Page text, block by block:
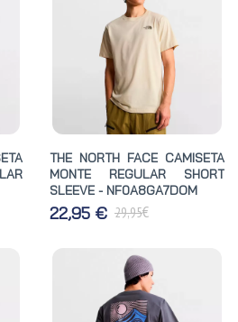
THE NORTH FACE CAMISETA
MONTE REGULAR SHORT
SLEEVE - NF0A8GA7DOM
22,95 € 29,95€